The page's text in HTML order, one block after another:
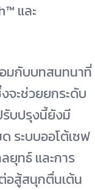
และ
มกับบทสนทนาที่
จะช่วยยกระดับ
บปรุงนี้ยังมี
ระบบออโต้เซฟ
ลยุทธ์ และการ
อสู้สนุกตื่นเต้น